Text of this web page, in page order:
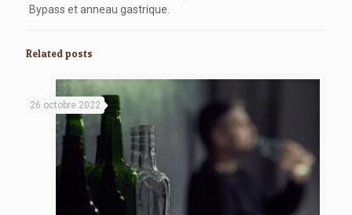
Bypass et anneau gastrique.
Related posts
26 octobre 2022